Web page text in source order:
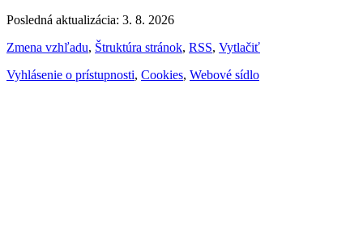
Posledná aktualizácia: 3. 8. 2026
Zmena vzhľadu, Štruktúra stránok, RSS, Vytlačiť
Vyhlásenie o prístupnosti, Cookies, Webové sídlo